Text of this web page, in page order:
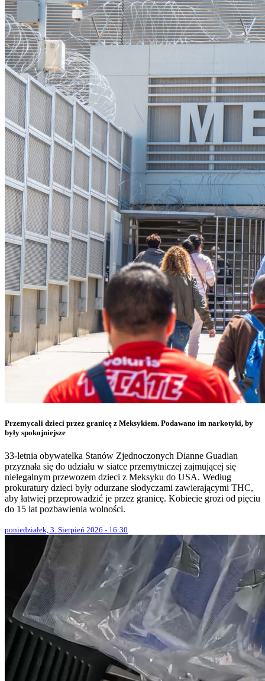
Przemycali dzieci przez granicę z Meksykiem. Podawano im narkotyki, by
były spokojniejsze
33-letnia obywatelka Stanów Zjednoczonych Dianne Guadian
przyznała się do udziału w siatce przemytniczej zajmującej się
nielegalnym przewozem dzieci z Meksyku do USA. Według
prokuratury dzieci były odurzane słodyczami zawierającymi THC,
aby łatwiej przeprowadzić je przez granicę. Kobiecie grozi od pięciu
do 15 lat pozbawienia wolności.
poniedziałek, 3. Sierpień 2026 - 16:30